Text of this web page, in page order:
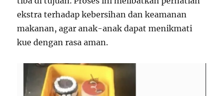
ekstra terhadap kebersihan dan keamanan
makanan, agar anak-anak dapat menikmati
kue dengan rasa aman.